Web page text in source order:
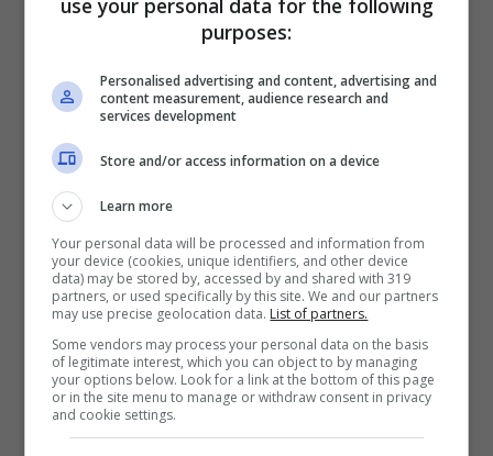
tornata a scuola. Di contro, tuttavia,
l’incertezza del meteo e le giornate più
corte non lo rendono tra i migliori.
Quando prendere le ferie: è questo il mese davvero
perfetto – viagginews.com
use your personal data for the following
purposes:
Personalised advertising and content, advertising and
content measurement, audience research and
services development
Store and/or access information on a device
Learn more
Your personal data will be processed and information from
your device (cookies, unique identifiers, and other device
data) may be stored by, accessed by and shared with 319
partners, or used specifically by this site. We and our partners
may use precise geolocation data. List of partners.
Some vendors may process your personal data on the basis
of legitimate interest, which you can object to by managing
your options below. Look for a link at the bottom of this page
or in the site menu to manage or withdraw consent in privacy
and cookie settings.